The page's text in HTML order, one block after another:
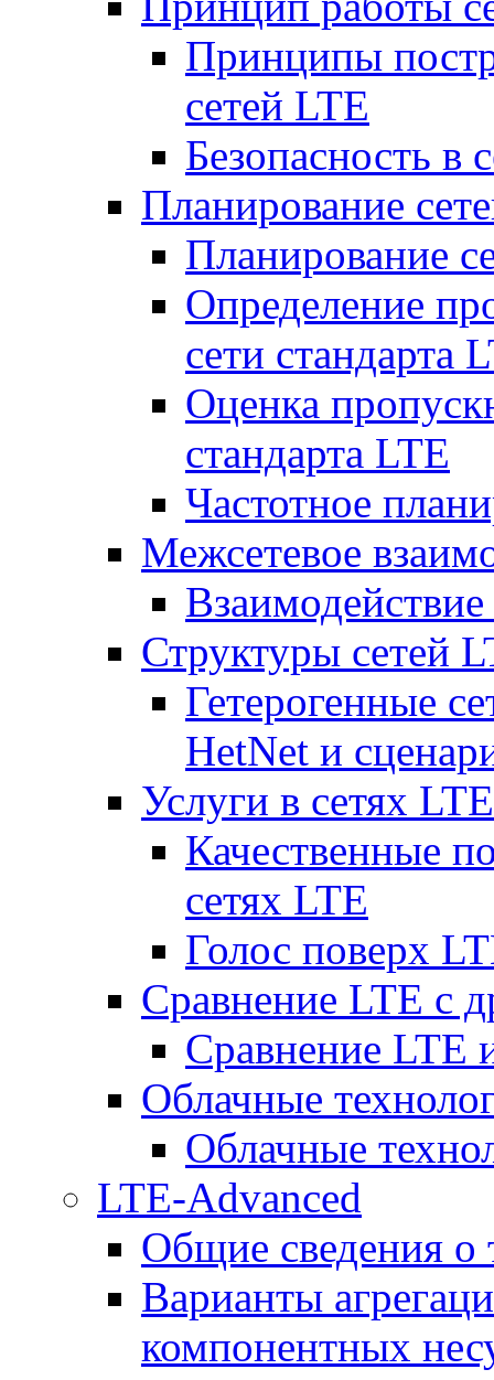
Принципы
сетей LTE
Безопасность в
Планирование
Планирование
Определение
сети стандарта
Оценка
стандарта LTE
Частотное
Межсетевое
Структуры сетей
Гетерогенные
HetNet и
Услуги в сетях LTE
Качественные
сетях LTE
Голос поверх
Сравнение LTE с
Сравнение LTE
Облачные
Облачные
LTE-Advanced
Общие сведения о
Варианты
компонентных